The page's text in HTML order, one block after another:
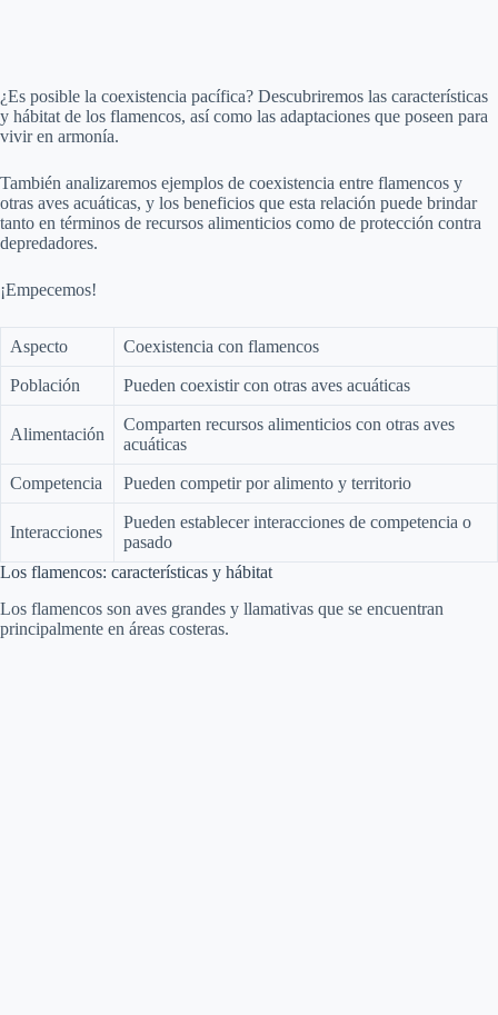
¿Es posible la coexistencia pacífica? Descubriremos las características
y hábitat de los flamencos, así como las adaptaciones que poseen para
vivir en armonía.
También analizaremos ejemplos de coexistencia entre flamencos y
otras aves acuáticas, y los beneficios que esta relación puede brindar
tanto en términos de recursos alimenticios como de protección contra
depredadores.
¡Empecemos!
Aspecto Coexistencia con flamencos
Población Pueden coexistir con otras aves acuáticas
Alimentación
Comparten recursos alimenticios con otras aves
acuáticas
Competencia Pueden competir por alimento y territorio
Interacciones
Pueden establecer interacciones de competencia o
pasado
Los flamencos: características y hábitat
Los flamencos son aves grandes y llamativas que se encuentran
principalmente en áreas costeras.